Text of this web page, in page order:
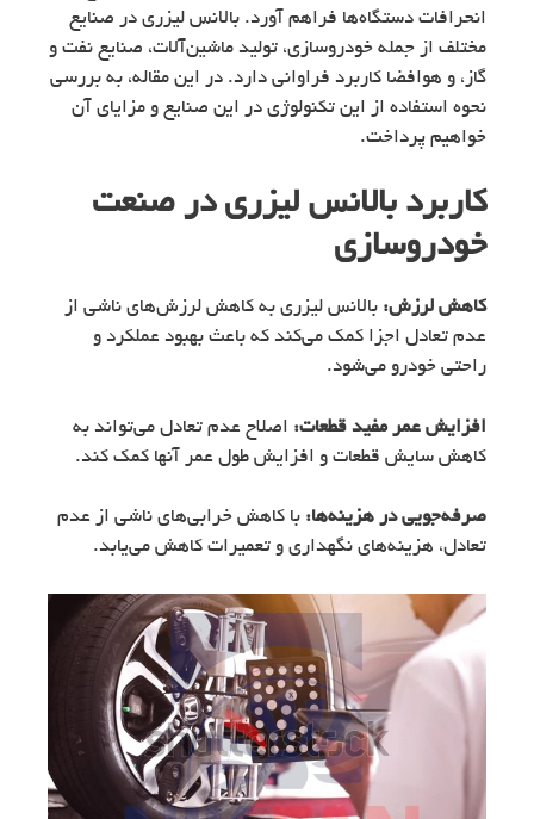
انحرافات دستگاه‌ها فراهم آورد. بالانس لیزری در صنایع
مختلف از جمله خودروسازی، تولید ماشین‌آلات، صنایع نفت و
گاز، و هوافضا کاربرد فراوانی دارد. در این مقاله، به بررسی
نحوه استفاده از این تکنولوژی در این صنایع و مزایای آن
خواهیم پرداخت.
کاربرد بالانس لیزری در صنعت
خودروسازی
کاهش لرزش: بالانس لیزری به کاهش لرزش‌های ناشی از
عدم تعادل اجزا کمک می‌کند که باعث بهبود عملکرد و
راحتی خودرو می‌شود.
افزایش عمر مفید قطعات: اصلاح عدم تعادل می‌تواند به
کاهش سایش قطعات و افزایش طول عمر آنها کمک کند.
صرفه‌جویی در هزینه‌ها: با کاهش خرابی‌های ناشی از عدم
تعادل، هزینه‌های نگهداری و تعمیرات کاهش می‌یابد.